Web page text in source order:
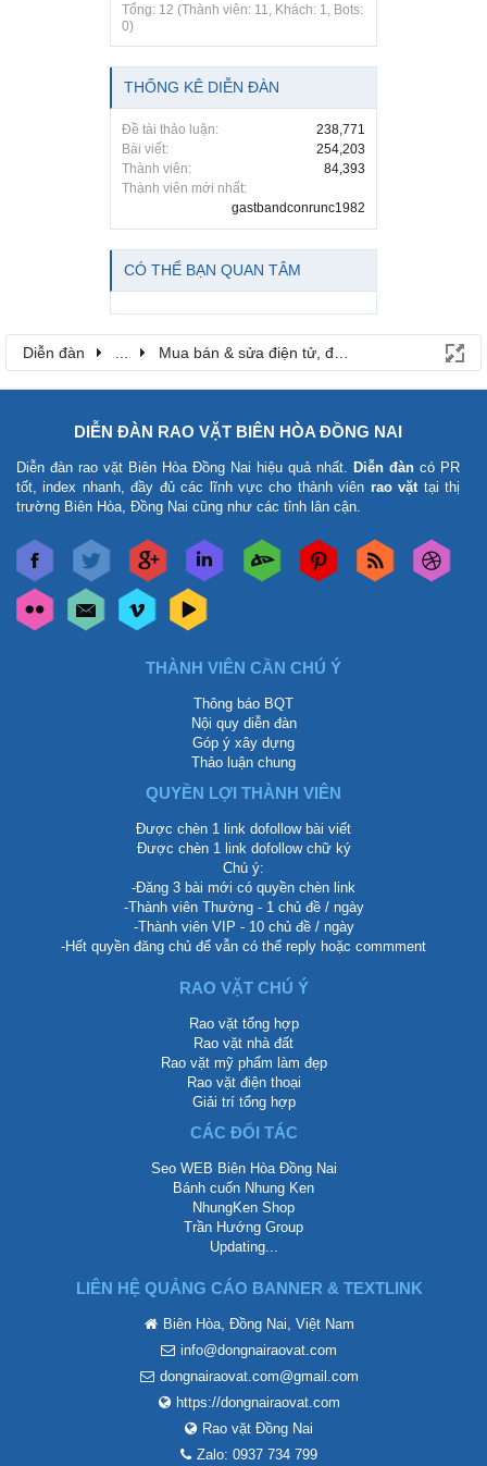
Tổng: 12 (Thành viên: 11, Khách: 1, Bots:
0)
THỐNG KÊ DIỄN ĐÀN
Đề tài thảo luận:
238,771
Bài viết:
254,203
Thành viên:
84,393
Thành viên mới nhất:
gastbandconrunc1982
CÓ THỂ BẠN QUAN TÂM
Diễn đàn Mua bán & sửa điện tử, điện lạnh
DIỄN ĐÀN RAO VẶT BIÊN HÒA ĐỒNG NAI
Diễn đàn rao vặt Biên Hòa Đồng Nai hiệu quả nhất. Diễn đàn có PR
tốt, index nhanh, đầy đủ các lĩnh vực cho thành viên rao vặt tại thị
trường Biên Hòa, Đồng Nai cũng như các tỉnh lân cận.
THÀNH VIÊN CẦN CHÚ Ý
Thông báo BQT
Nội quy diễn đàn
Góp ý xây dựng
Thảo luận chung
QUYỀN LỢI THÀNH VIÊN
Được chèn 1 link dofollow bài viết
Được chèn 1 link dofollow chữ ký
Chú ý:
-Đăng 3 bài mới có quyền chèn link
-Thành viên Thường - 1 chủ đề / ngày
-Thành viên VIP - 10 chủ đề / ngày
-Hết quyền đăng chủ để vẫn có thể reply hoặc commment
RAO VẶT CHÚ Ý
Rao vặt tổng hợp
Rao vặt nhà đất
Rao vặt mỹ phẩm làm đẹp
Rao vặt điện thoại
Giải trí tổng hợp
CÁC ĐỐI TÁC
Seo WEB Biên Hòa Đồng Nai
Bánh cuốn Nhung Ken
NhungKen Shop
Trần Hướng Group
Updating...
LIÊN HỆ QUẢNG CÁO BANNER & TEXTLINK
Biên Hòa, Đồng Nai, Việt Nam
info@dongnairaovat.com
dongnairaovat.com@gmail.com
https://dongnairaovat.com
Rao vặt Đồng Nai
Zalo: 0937 734 799